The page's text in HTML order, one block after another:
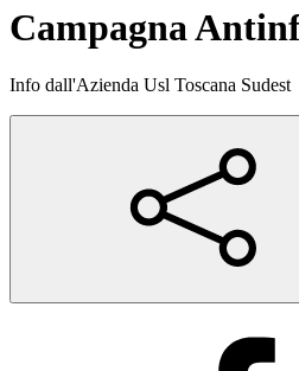
Campagna
Info dall'Azienda Usl Toscana Sudest